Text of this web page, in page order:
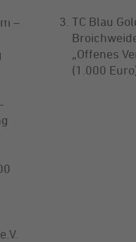
–
TC Blau
„Offenes
(1.000